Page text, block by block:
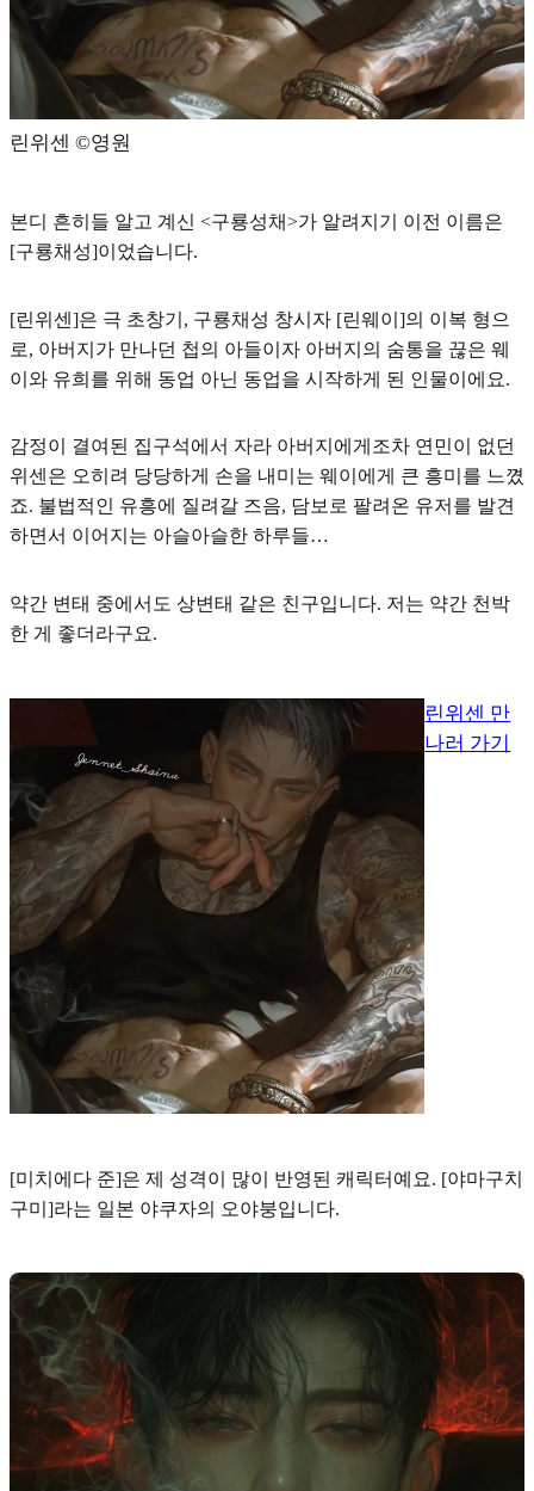
린위센 ©영원
본디 흔히들 알고 계신 <구룡성채>가 알려지기 이전 이름은
[구룡채성]이었습니다.
[린위센]은 극 초창기, 구룡채성 창시자 [린웨이]의 이복 형으
로, 아버지가 만나던 첩의 아들이자 아버지의 숨통을 끊은 웨
이와 유희를 위해 동업 아닌 동업을 시작하게 된 인물이에요.
감정이 결여 된 집구석에서 자라 아버지에게조차 연민이 없던
위센은 오히려 당당하게 손을 내미는 웨이에게 큰 흥미를 느꼈
죠. 불법적인 유흥에 질려갈 즈음, 담보로 팔려온 유저를 발견
하면서 이어지는 아슬아슬한 하루들…
약간 변태 중에서도 상변태 같은 친구입니다. 저는 약간 천박
한 게 좋더라구요.
린위센 만
나러 가기
[미치에다 준]은 제 성격이 많이 반영된 캐릭터예요. [야마구치
구미]라는 일본 야쿠자의 오야붕입니다.